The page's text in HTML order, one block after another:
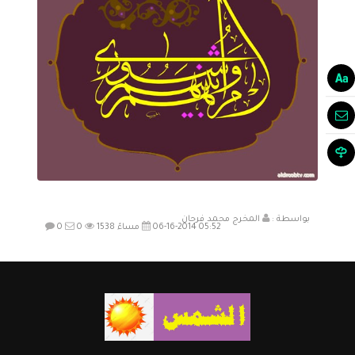
بواسطة :
المخرج محمد فرحان
06-16-2014 05:52 مساءً
0 0 1538